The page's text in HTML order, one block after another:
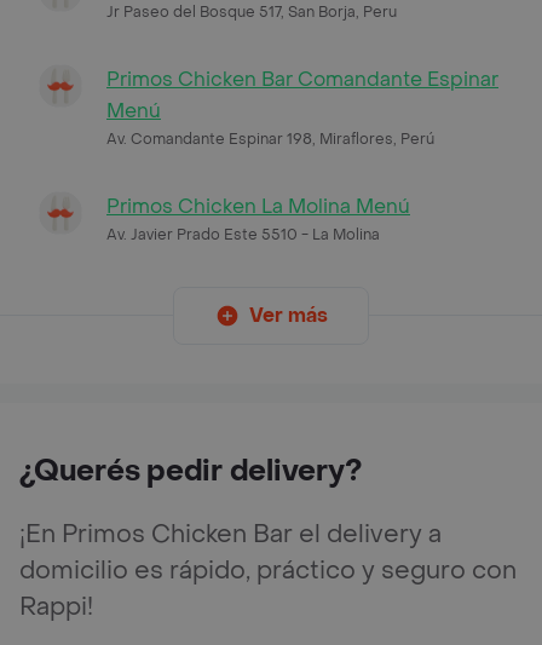
Jr Paseo del Bosque 517, San Borja, Peru
Primos Chicken Bar Comandante Espinar
Menú
Av. Comandante Espinar 198, Miraflores, Perú
Primos Chicken La Molina Menú
Av. Javier Prado Este 5510 - La Molina
Ver más
¿Querés pedir delivery?
¡En Primos Chicken Bar el delivery a
domicilio es rápido, práctico y seguro con
Rappi!